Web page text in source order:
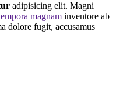
adipisicing elit. Magni
magnam inventore ab
dolore fugit, accusamus